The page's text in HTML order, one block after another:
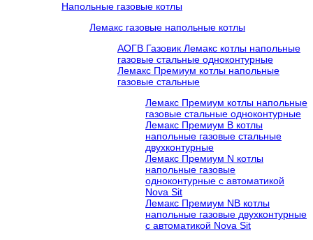
Напольные газовые котлы
Лемакс газовые напольные котлы
АОГВ Газовик Лемакс котлы напольные
газовые стальные одноконтурные
Лемакс Премиум котлы напольные
газовые стальные
Лемакс Премиум котлы напольные
газовые стальные одноконтурные
Лемакс Премиум B котлы
напольные газовые стальные
двухконтурные
Лемакс Премиум N котлы
напольные газовые
одноконтурные c автоматикой
Nova Sit
Лемакс Премиум NB котлы
напольные газовые двухконтурные
c автоматикой Nova Sit